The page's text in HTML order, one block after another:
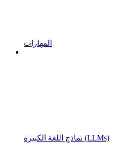
المهارات
نماذج اللغة الكبيرة (LLMs)